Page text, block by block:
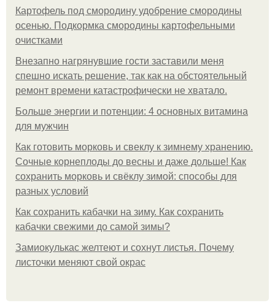
Картофель под смородину удобрение смородины
осенью. Подкормка смородины картофельными
очистками
Внезапно нагрянувшие гости заставили меня
спешно искать решение, так как на обстоятельный
ремонт времени катастрофически не хватало.
Больше энергии и потенции: 4 основных витамина
для мужчин
Как готовить морковь и свеклу к зимнему хранению.
Сочные корнеплоды до весны и даже дольше! Как
сохранить морковь и свёклу зимой: способы для
разных условий
Как сохранить кабачки на зиму. Как сохранить
кабачки свежими до самой зимы?
Замиокулькас желтеют и сохнут листья. Почему
листочки меняют свой окрас